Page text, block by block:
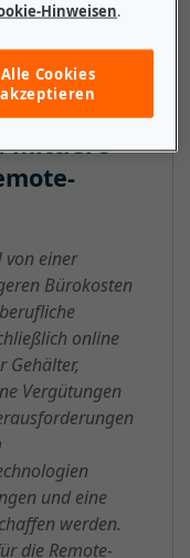
wird auch
mittlere
von einer
Bürokosten
online
Gehälter,
Vergütungen
und eine
werden.
die Remote-
Hinweisen.
Alle Cookies
akzeptieren